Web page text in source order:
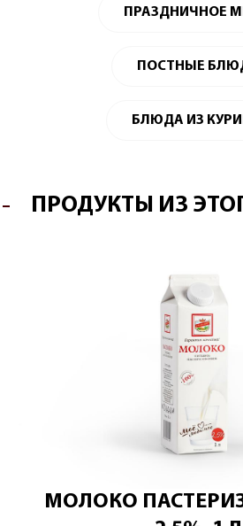
ПРАЗДНИЧНОЕ
ПОСТНЫЕ
БЛЮДА ИЗ
ПРОДУКТЫ ИЗ
МОЛОКО